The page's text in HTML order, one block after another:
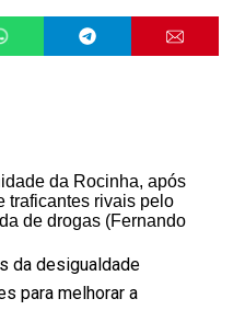
da desigualdade
para melhorar a